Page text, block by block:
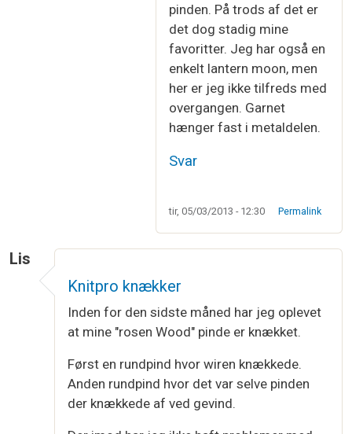
pinden. På trods af det er
det dog stadig mine
favoritter. Jeg har også en
enkelt lantern moon, men
her er jeg ikke tilfreds med
overgangen. Garnet
hænger fast i metaldelen.
Svar
tir, 05/03/2013 - 12:30 Permalink
Lis
Knitpro knækker
Inden for den sidste måned har jeg oplevet
at mine "rosen Wood" pinde er knækket.
Først en rundpind hvor wiren knækkede.
Anden rundpind hvor det var selve pinden
der knækkede af ved gevind.